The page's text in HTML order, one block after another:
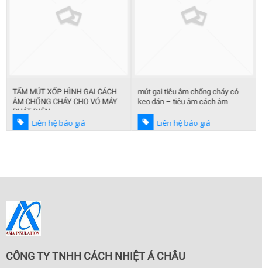
TẤM MÚT XỐP HÌNH GAI CÁCH
ÂM CHỐNG CHÁY CHO VỎ MÁY
PHÁT ĐIỆN
Liên hệ báo giá
mút gai tiêu âm chống cháy có
keo dán – tiêu âm cách âm
Liên hệ báo giá
CÔNG TY TNHH CÁCH NHIỆT Á CHÂU